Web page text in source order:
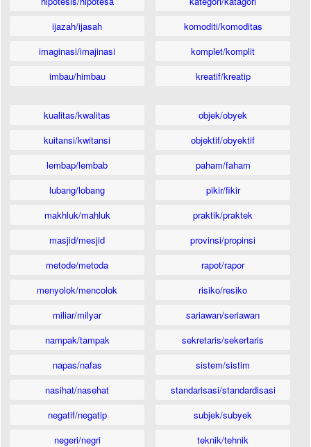
ijazah/ijasah
imaginasi/imajinasi
imbau/himbau
komoditi/komoditas
komplet/komplit
kreatif/kreatip
kualitas/kwalitas
kuitansi/kwitansi
lembap/lembab
lubang/lobang
makhluk/mahluk
masjid/mesjid
metode/metoda
menyolok/mencolok
miliar/milyar
nampak/tampak
napas/nafas
nasihat/nasehat
negatif/negatip
negeri/negri
objek/obyek
objektif/obyektif
paham/faham
pikir/fikir
praktik/praktek
provinsi/propinsi
rapot/rapor
risiko/resiko
sariawan/seriawan
sekretaris/sekertaris
sistem/sistim
standarisasi/standardisasi
subjek/subyek
teknik/tehnik